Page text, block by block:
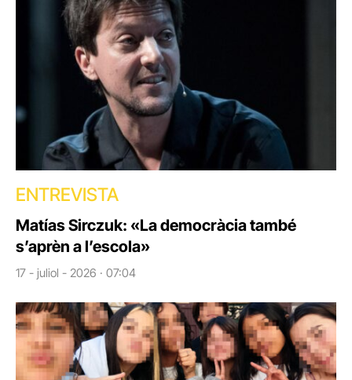
ENTREVISTA
Matías Sirczuk: «La democràcia també
s’aprèn a l’escola»
17 - juliol - 2026 · 07:04